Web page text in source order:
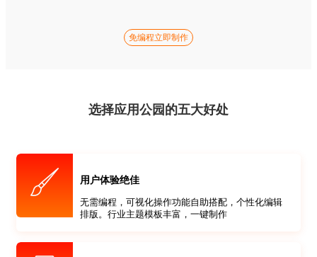
免编程立即制作
选择应用公园的五大好处
用户体验绝佳
无需编程，可视化操作功能自助搭配，个性化编辑
排版。行业主题模板丰富，一键制作